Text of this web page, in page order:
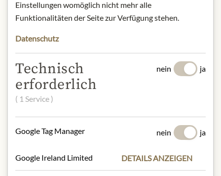
Marillen, Zucker, Jamaica Rum (1,5%),
Pektine
100g enthalten im Durchschnitt:
kcal
Fett:0 g
- davon kürzeste Fettsäuren:
Einstellungen womöglich nicht mehr alle
Funktionalitäten der Seite zur Verfügung stehen.
Datenschutz
Technisch
erforderlich
( 1 Service )
nein ja
Google Tag Manager nein ja
Google Ireland Limited DETAILS ANZEIGEN